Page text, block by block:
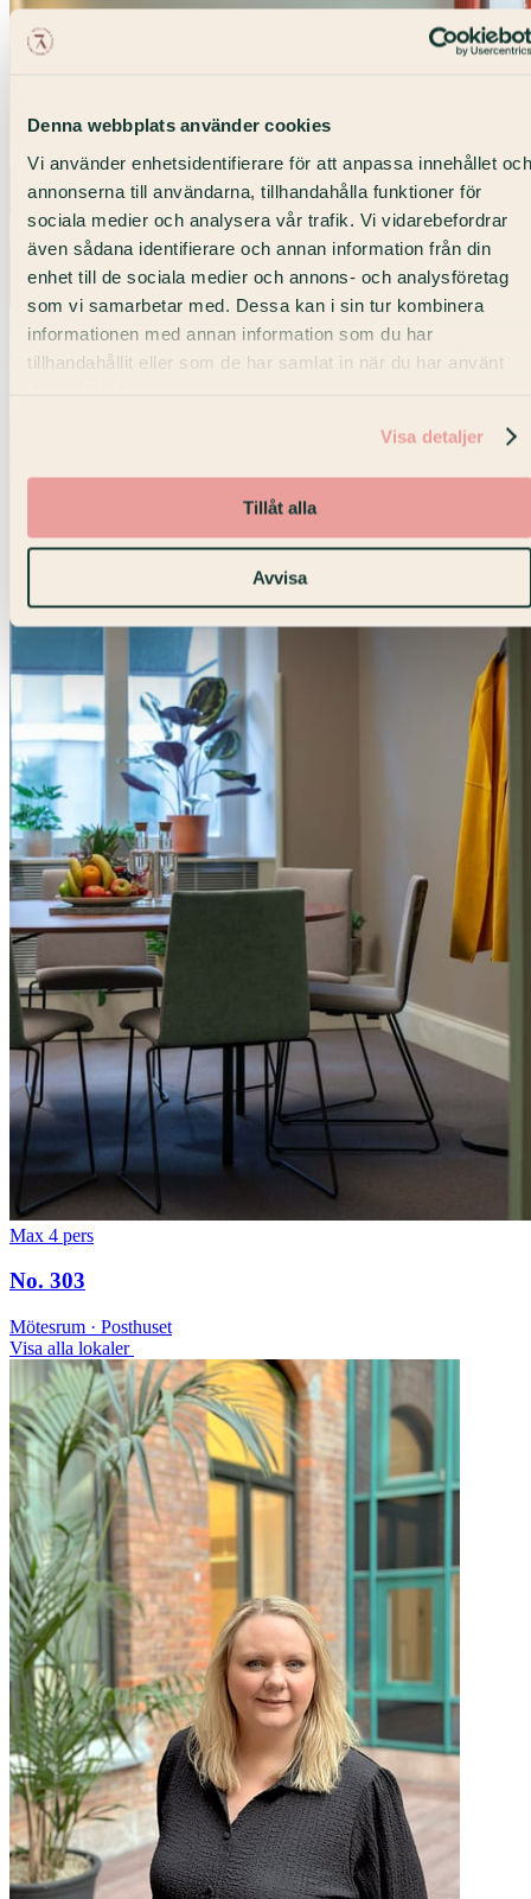
Denna webbplats använder cookies
Vi använder enhetsidentifierare för att anpassa innehållet och
annonserna till användarna, tillhandahålla funktioner för
sociala medier och analysera vår trafik. Vi vidarebefordrar
även sådana identifierare och annan information från din
enhet till de sociala medier och annons- och analysföretag
som vi samarbetar med. Dessa kan i sin tur kombinera
informationen med annan information som du har
tillhandahållit eller som de har samlat in när du har använt
Visa detaljer
Tillåt alla
Avvisa
No. 314
Max 4 pers
No. 303
Mötesrum · Posthuset
Visa alla lokaler